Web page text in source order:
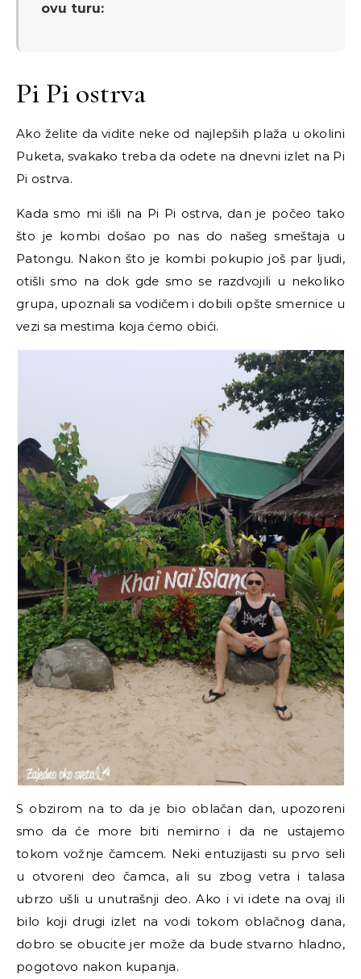
ovu turu:
Pi Pi ostrva
Ako želite da vidite neke od najlepših plaža u okolini
Puketa, svakako treba da odete na dnevni izlet na Pi
Pi ostrva.
Kada smo mi išli na Pi Pi ostrva, dan je počeo tako
što je kombi došao po nas do našeg smeštaja u
Patongu. Nakon što je kombi pokupio još par ljudi,
otišli smo na dok gde smo se razdvojili u nekoliko
grupa, upoznali sa vodičem i dobili opšte smernice u
vezi sa mestima koja ćemo obići.
S obzirom na to da je bio oblačan dan, upozoreni
smo da će more biti nemirno i da ne ustajemo
tokom vožnje čamcem. Neki entuzijasti su prvo seli
u otvoreni deo čamca, ali su zbog vetra i talasa
ubrzo ušli u unutrašnji deo. Ako i vi idete na ovaj ili
bilo koji drugi izlet na vodi tokom oblačnog dana,
dobro se obucite jer može da bude stvarno hladno,
pogotovo nakon kupanja.